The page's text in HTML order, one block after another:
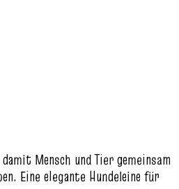
Mensch und Tier gemeinsam
Eine elegante Hundeleine für